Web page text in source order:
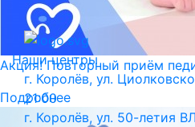
Акция! Повторный приём
Подробнее
Версия для
Наши центры
г. Королёв, ул.
21:00
г. Королёв, ул. 50-летия